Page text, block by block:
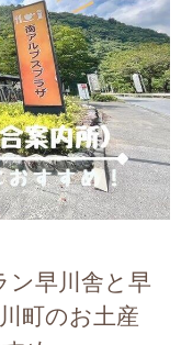
ン早川舎と早
町のお土産